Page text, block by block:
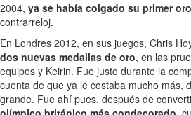
2004, ya se había colgado su primer oro
contrarreloj.
En Londres 2012, en sus juegos, Chris
dos nuevas medallas de oro, en las
equipos y Keirin. Fue justo durante la
cuenta de que ya le costaba mucho más,
grande. Fue ahí pues, después de